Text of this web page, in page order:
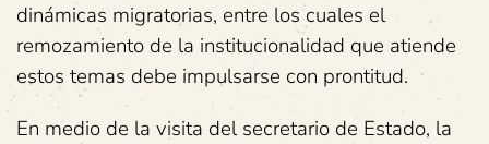
dinámicas migratorias, entre los cuales el
remozamiento de la institucionalidad que atiende
estos temas debe impulsarse con prontitud.
En medio de la visita del secretario de Estado, la